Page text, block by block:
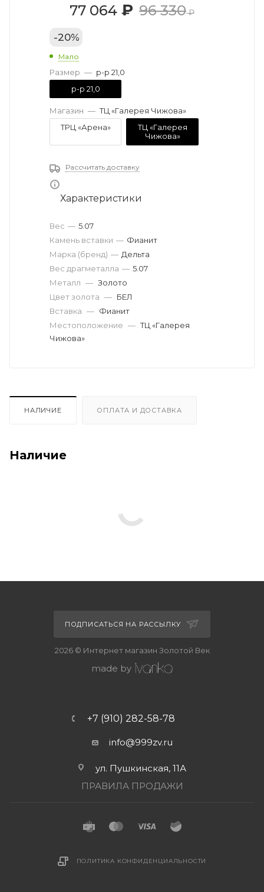
77 064 ₽ 96 330₽
-20%
Мало
Размер — р-р 21,0
р-р 21,0
Магазин — ТЦ «Галерея Чижова»
ТРЦ «Арена»
ТЦ «Галерея
Чижова»
Рассчитать доставку
Характеристики
Вес драгметалла — 5.07
Марка (бренд) — Дельта
Вес — 5.07
Камень вставки — Фианит
Металл — Золото
Вставка — Фианит
Цвет золота — БЕЛ
Местоположение — ТЦ «Галерея
Чижова»
НАЛИЧИЕ ОПЛАТА И ДОСТАВКА
Наличие
ПОДПИСАТЬСЯ НА РАССЫЛКУ
2026 © Интернет магазин Золотой Век
made by
+7 (910) 282-58-78
info@999zv.ru
ул. Пушкинская, 11А
ПРАВИЛА ПРОДАЖИ
ПОЛИТИКА КОНФИДЕНЦИАЛЬНОСТИ